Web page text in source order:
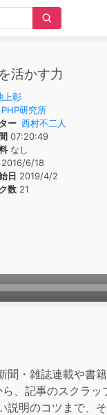
活かす力
上彰
PHP研究所
ー 西村不二人
07:20:49
なし
2016/6/18
日 2019/4/2
数 21
聞・雑誌連載や書
、記事のスクラ
明のコツまで、